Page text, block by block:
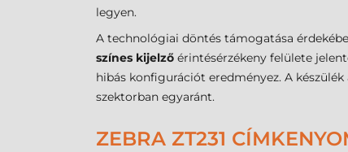
legyen.
A technológiai döntés támogatása
színes kijelző érintésérzékeny felülete
hibás konfigurációt eredményez. A
szektorban egyaránt.
ZEBRA ZT231